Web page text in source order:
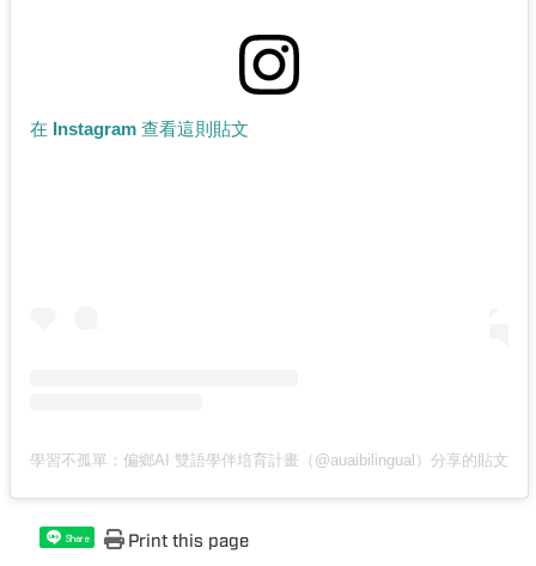
在 Instagram 查看這則貼文
學習不孤單：偏鄉AI 雙語學伴培育計畫（@auaibilingual）分享的貼文
Share Print this page